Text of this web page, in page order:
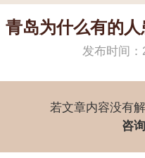
青岛为什么有的
发布时间：
若文章内容没有
咨